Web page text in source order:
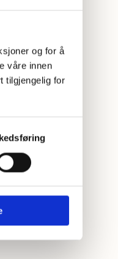
og for å
våre innen
tilgjengelig for